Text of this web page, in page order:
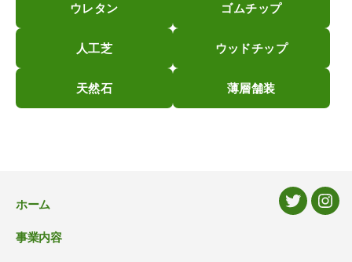
ウレタン ゴムチップ
人工芝 ウッドチップ
天然石 薄層舗装
ホーム
事業内容
Twitter